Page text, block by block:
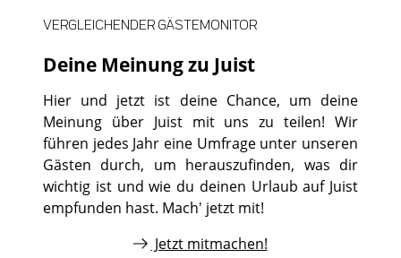
Deine Meinung zu Juist
VERGLEICHENDER GÄSTEMONITOR
Hier und jetzt ist deine Chance, um deine
Meinung über Juist mit uns zu teilen! Wir
führen jedes Jahr eine Umfrage unter unseren
Gästen durch, um herauszufinden, was dir
wichtig ist und wie du deinen Urlaub auf Juist
empfunden hast. Mach' jetzt mit!
Jetzt mitmachen!